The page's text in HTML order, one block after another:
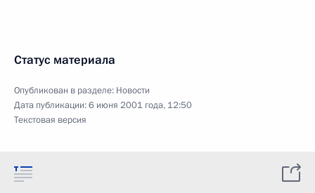
Статус материала
Опубликован в разделе: Новости
Дата публикации:6 июня 2001 года, 12:50
Текстовая версия